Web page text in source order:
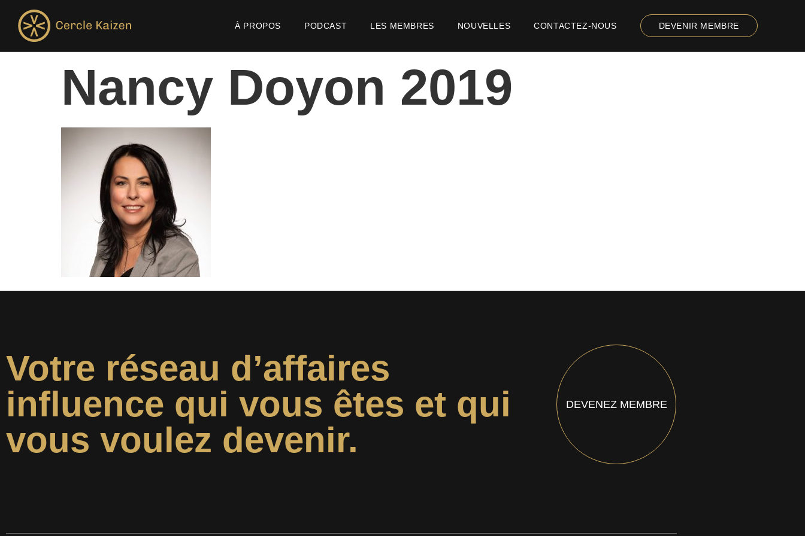
À PROPOS PODCAST LES MEMBRES NOUVELLES CONTACTEZ-NOUS DEVENIR MEMBRE
Nancy Doyon 2019
Votre réseau d’affaires
influence qui vous êtes et qui
vous voulez devenir.
DEVENEZ MEMBRE